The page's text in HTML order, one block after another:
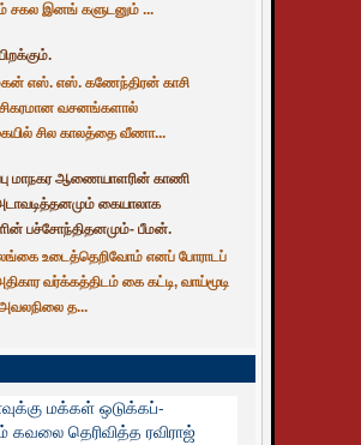
சகல இனங் களுடனும் ...
எஸ். எஸ். கணேந்திரன் காசி
வசனங்களால்
சில காலத்தை வீணா...
மாநகர ஆணையாளரின் காணி
அடாவடித்தனமும் கையாலாக
பச்சோந்திதனமும்- பீமன்.
உடைத்தெறிவோம் எனப் போராடப்
வர்க்கத்திடம் கை கட்டி, வாய்மூடி
அவலநிலை த...
மக்கள் ஒடுக்கப்-
கவலை தெரிவித்த ரவிராஜ்